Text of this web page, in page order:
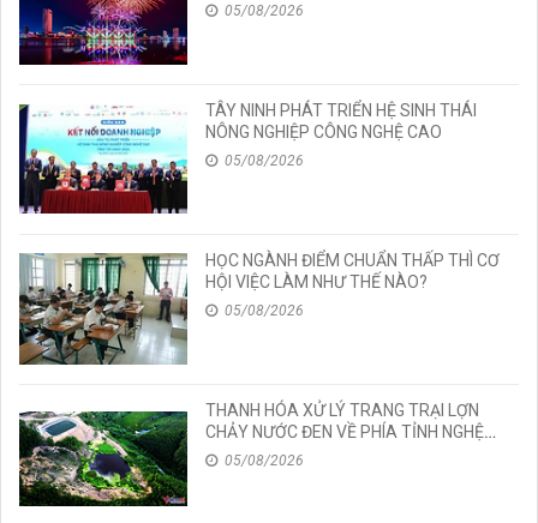
05/08/2026
TÂY NINH PHÁT TRIỂN HỆ SINH THÁI
NÔNG NGHIỆP CÔNG NGHỆ CAO
05/08/2026
HỌC NGÀNH ĐIỂM CHUẨN THẤP THÌ CƠ
HỘI VIỆC LÀM NHƯ THẾ NÀO?
05/08/2026
THANH HÓA XỬ LÝ TRANG TRẠI LỢN
CHẢY NƯỚC ĐEN VỀ PHÍA TỈNH NGHỆ
AN05/08/2026